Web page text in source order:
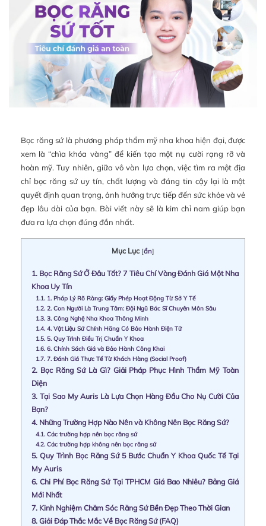
Bọc răng sứ là phương pháp thẩm mỹ nha khoa hiện đại, được
xem là “chìa khóa vàng” để kiến tạo một nụ cười rạng rỡ và
hoàn mỹ. Tuy nhiên, giữa vô vàn lựa chọn, việc tìm ra một địa
chỉ bọc răng sứ uy tín, chất lượng và đáng tin cậy lại là một
quyết định quan trọng, ảnh hưởng trực tiếp đến sức khỏe và vẻ
đẹp lâu dài của bạn. Bài viết này sẽ là kim chỉ nam giúp bạn
đưa ra lựa chọn đúng đắn nhất.
Mục Lục [ẩn]
1. Bọc Răng Sứ Ở Đâu Tốt? 7 Tiêu Chí Vàng Đánh Giá Một Nha
Khoa Uy Tín
1.1. 1. Pháp Lý Rõ Ràng: Giấy Phép Hoạt Động Từ Sở Y Tế
1.2. 2. Con Người Là Trung Tâm: Đội Ngũ Bác Sĩ Chuyên Môn Sâu
1.3. 3. Công Nghệ Nha Khoa Thông Minh
1.4. 4. Vật Liệu Sứ Chính Hãng Có Bảo Hành Điện Tử
1.5. 5. Quy Trình Điều Trị Chuẩn Y Khoa
1.6. 6. Chính Sách Giá và Bảo Hành Công Khai
1.7. 7. Đánh Giá Thực Tế Từ Khách Hàng (Social Proof)
2. Bọc Răng Sứ Là Gì? Giải Pháp Phục Hình Thẩm Mỹ Toàn
Diện
3. Tại Sao My Auris Là Lựa Chọn Hàng Đầu Cho Nụ Cười Của
Bạn?
4. Những Trường Hợp Nào Nên và Không Nên Bọc Răng Sứ?
4.1. Các trường hợp nên bọc răng sứ
4.2. Các trường hợp không nên bọc răng sứ
5. Quy Trình Bọc Răng Sứ 5 Bước Chuẩn Y Khoa Quốc Tế Tại
My Auris
6. Chi Phí Bọc Răng Sứ Tại TPHCM Giá Bao Nhiêu? Bảng Giá
Mới Nhất
7. Kinh Nghiệm Chăm Sóc Răng Sứ Bền Đẹp Theo Thời Gian
8. Giải Đáp Thắc Mắc Về Bọc Răng Sứ (FAQ)